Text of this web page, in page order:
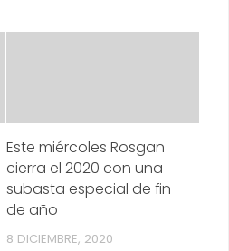
Este miércoles Rosgan
cierra el 2020 con una
subasta especial de fin
de año
8 DICIEMBRE, 2020